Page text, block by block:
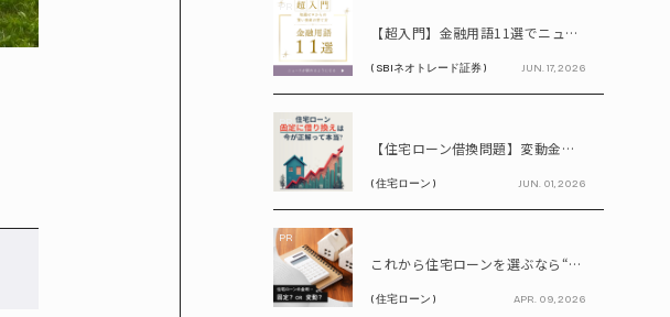
PR
【超入門】金融用語11選でニュースが読める！ 知識ゼロからの賢い資産の育て方
( SBIネオトレード証券 ) JUN. 17, 2026
PR
【住宅ローン借換問題】変動金利が上昇中!! 固定に借り換えるなら今が正解って本当? シミュレーションで比較してみよう
( 住宅ローン ) JUN. 01, 2026
PR
これから住宅ローンを選ぶなら“固定vs変動”どちらが正解? 9割が利用したいと答えた「いま決めなくてもいい」ローンとは!?
( 住宅ローン ) APR. 09, 2026